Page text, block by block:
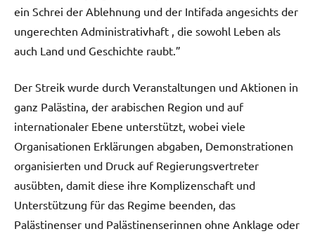
ein Schrei der Ablehnung und der Intifada angesichts der
ungerechten Administrativhaft , die sowohl Leben als
auch Land und Geschichte raubt.”
Der Streik wurde durch Veranstaltungen und Aktionen in
ganz Palästina, der arabischen Region und auf
internationaler Ebene unterstützt, wobei viele
Organisationen Erklärungen abgaben, Demonstrationen
organisierten und Druck auf Regierungsvertreter
ausübten, damit diese ihre Komplizenschaft und
Unterstützung für das Regime beenden, das
Palästinenser und Palästinenserinnen ohne Anklage oder